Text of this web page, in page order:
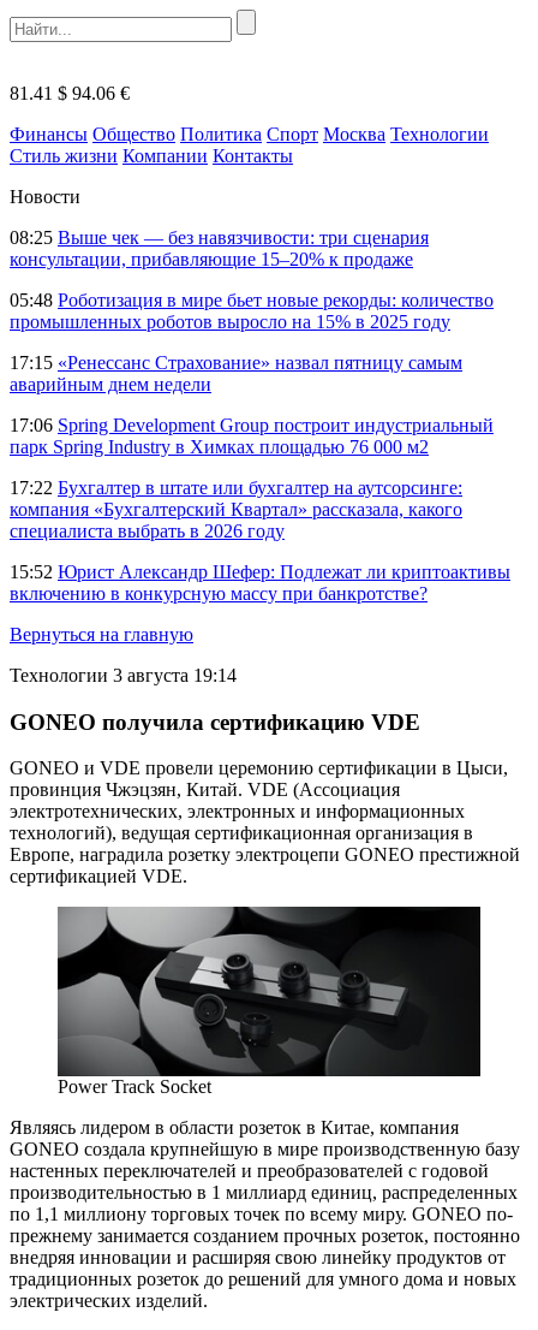
81.41 $ 94.06 €
Финансы Общество Политика Спорт Москва Технологии
Стиль жизни Компании Контакты
Новости
08:25 Выше чек — без навязчивости: три сценария
консультации, прибавляющие 15–20% к продаже
05:48 Роботизация в мире бьет новые рекорды: количество
промышленных роботов выросло на 15% в 2025 году
17:15 «Ренессанс Страхование» назвал пятницу самым
аварийным днем недели
17:06 Spring Development Group построит индустриальный
парк Spring Industry в Химках площадью 76 000 м2
17:22 Бухгалтер в штате или бухгалтер на аутсорсинге:
компания «Бухгалтерский Квартал» рассказала, какого
специалиста выбрать в 2026 году
15:52 Юрист Александр Шефер: Подлежат ли криптоактивы
включению в конкурсную массу при банкротстве?
Вернуться на главную
Технологии 3 августа 19:14
GONEO получила сертификацию VDE
GONEO и VDE провели церемонию сертификации в Цыси,
провинция Чжэцзян, Китай. VDE (Ассоциация
электротехнических, электронных и информационных
технологий), ведущая сертификационная организация в
Европе, наградила розетку электроцепи GONEO престижной
сертификацией VDE.
Power Track Socket
Являясь лидером в области розеток в Китае, компания
GONEO создала крупнейшую в мире производственную базу
настенных переключателей и преобразователей с годовой
производительностью в 1 миллиард единиц, распределенных
по 1,1 миллиону торговых точек по всему миру. GONEO по-
прежнему занимается созданием прочных розеток, постоянно
внедряя инновации и расширяя свою линейку продуктов от
традиционных розеток до решений для умного дома и новых
электрических изделий.